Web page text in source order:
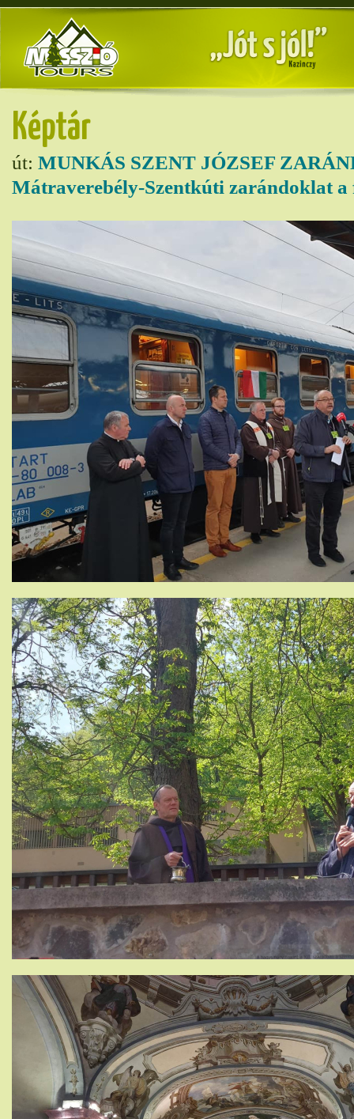
Képtár
út: MUNKÁS SZENT JÓZSEF
Mátraverebély-Szentkúti zarándoklat